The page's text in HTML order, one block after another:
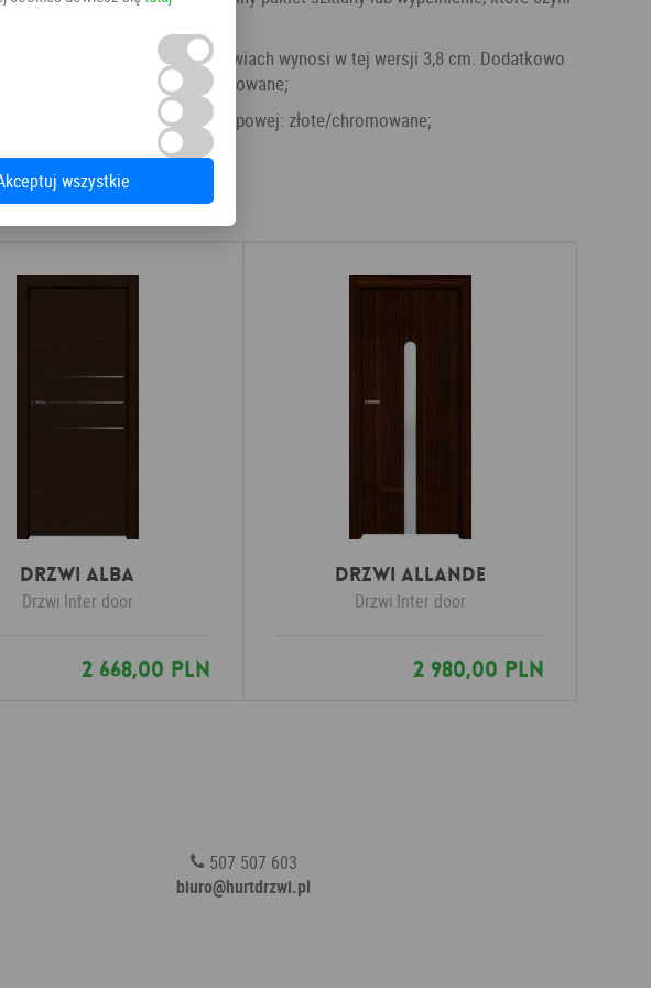
bez przylgi zawiasy są tzw. chowane;
dwa odcienie blachy zaczepowej: złote/chromowane;
Drzwi Alba
Drzwi Inter door
2 668,00 PLN
Drzwi Allande
Drzwi Inter door
2 980,00 PLN
507 507 603
biuro@hurtdrzwi.pl
wszystkie